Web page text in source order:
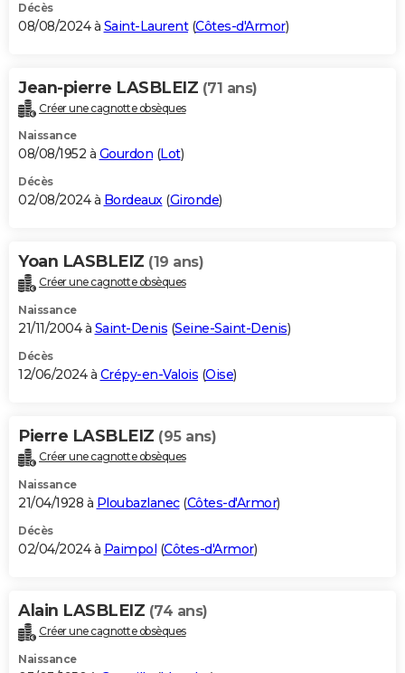
Décès
08/08/2024 à Saint-Laurent(Côtes-d'Armor)
Jean-pierre LASBLEIZ (71 ans)
Créer une cagnotte obsèques
Naissance
08/08/1952 à Gourdon (Lot)
Décès
02/08/2024 à Bordeaux(Gironde)
Yoan LASBLEIZ (19 ans)
Créer une cagnotte obsèques
Naissance
21/11/2004 à Saint-Denis (Seine-Saint-Denis)
Décès
12/06/2024 à Crépy-en-Valois (Oise)
Pierre LASBLEIZ (95 ans)
Créer une cagnotte obsèques
Naissance
21/04/1928 à Ploubazlanec(Côtes-d'Armor)
Décès
02/04/2024 à Paimpol (Côtes-d'Armor)
Alain LASBLEIZ (74 ans)
Créer une cagnotte obsèques
Naissance